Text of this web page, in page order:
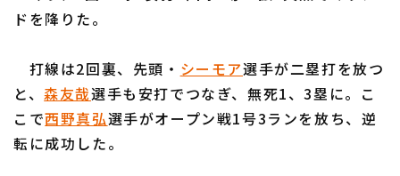
ドを降りた。
打線は2回裏、先頭・ シーモア選手が二塁打を放つ
と、森友哉選手も安打でつなぎ、無死1、3塁に。こ
こで西野真弘選手がオープン戦1号3ランを放ち、逆
転に成功した。